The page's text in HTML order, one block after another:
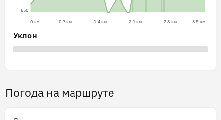
650
0 км 0.7 км 1.4 км 2.1 км 2.8 км 3.5 км
Уклон
Погода на маршруте